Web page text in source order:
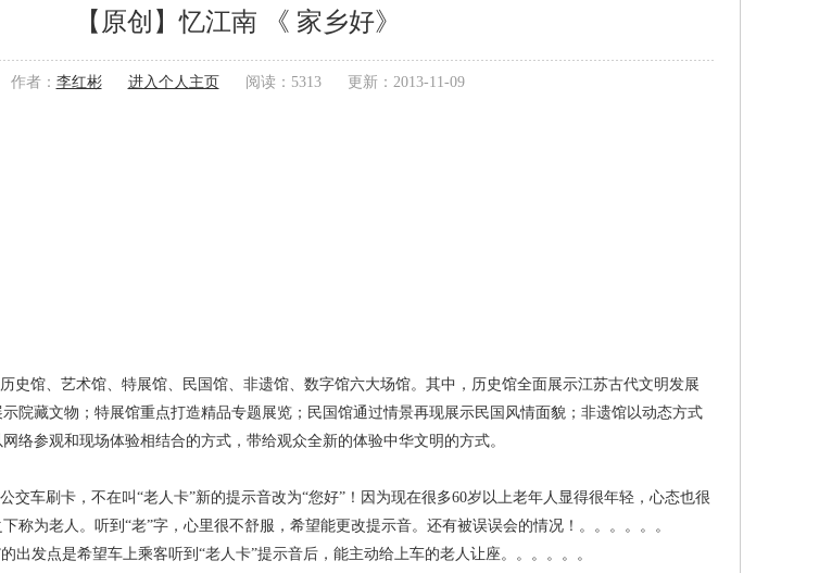
【原创】忆江南 《 家乡好》
作者： 李红彬 进入个人主页 阅读：5313 更新：2013-11-09
史馆、艺术馆、特展馆、民国馆、非遗馆、数字馆六大场馆。其中，历史馆全面展示江苏古代文明发展
院藏文物；特展馆重点打造精品专题展览；民国馆通过情景再现展示民国风情面貌；非遗馆以动态方式
络参观和现场体验相结合的方式，带给观众全新的体验中华文明的方式。
交车刷卡，不在叫“老人卡”新的提示音改为“您好”！因为现在很多60岁以上老年人显得很年轻，心态也很
称为老人。听到“老”字，心里很不舒服，希望能更改提示音。还有被误误会的情况！。。。。。。
出发点是希望车上乘客听到“老人卡”提示音后，能主动给上车的老人让座。。。。。。